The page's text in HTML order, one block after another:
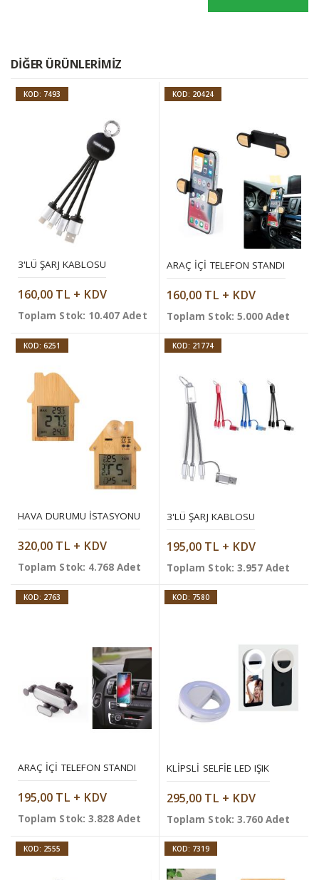
DIĞER ÜRÜNLERIMIZ
KOD: 7493
3'LÜ ŞARJ KABLOSU
160,00 TL + KDV
Toplam Stok: 10.407 Adet
KOD: 20424
ARAÇ İÇI TELEFON STANDI
160,00 TL + KDV
Toplam Stok: 5.000 Adet
KOD: 6251
HAVA DURUMU İSTASYONU
320,00 TL + KDV
Toplam Stok: 4.768 Adet
KOD: 21774
3'LÜ ŞARJ KABLOSU
195,00 TL + KDV
Toplam Stok: 3.957 Adet
KOD: 2763
ARAÇ İÇI TELEFON STANDI
195,00 TL + KDV
Toplam Stok: 3.828 Adet
KOD: 7580
KLIPSLI SELFIE LED IŞIK
295,00 TL + KDV
Toplam Stok: 3.760 Adet
KOD: 2555 KOD: 7319